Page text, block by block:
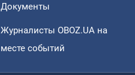
Документы
Журналисты OBOZ.UA на
месте событий